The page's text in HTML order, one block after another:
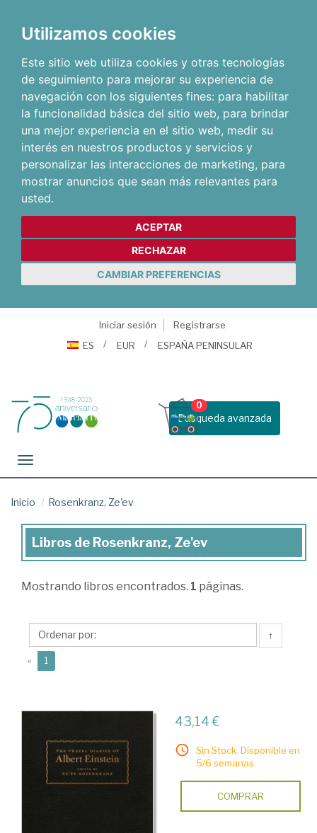
Utilizamos cookies
Este sitio web utiliza cookies y otras tecnologías
de seguimiento para mejorar su experiencia de
navegación con los siguientes fines: para habilitar
la funcionalidad básica del sitio web, para brindar
una mejor experiencia en el sitio web, medir su
interés en nuestros productos y servicios y
personalizar las interacciones de marketing, para
mostrar anuncios que sean más relevantes para
usted.
ACEPTAR
RECHAZAR
CAMBIAR PREFERENCIAS
Iniciar sesión
Registrarse
ES
EUR ESPAÑA PENINSULAR
Busqueda avanzada
0
Toggle navigation
Inicio Rosenkranz, Ze'ev
Libros
Rosenkranz,
Libros de Rosenkranz, Ze'ev
Mostrando libros encontrados. 1 páginas.
↑
« 1
43,14 €
Sin Stock. Disponible en
5/6 semanas.
COMPRAR